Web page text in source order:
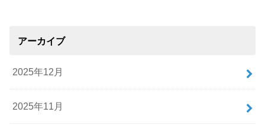
アーカイブ
2025年12月
2025年11月